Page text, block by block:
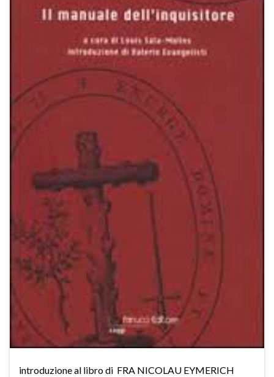
introduzione al libro di FRA NICOLAU EYMERICH